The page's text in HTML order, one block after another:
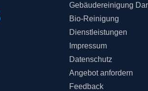
Gebäudereinigung
Bio-Reinigung
Dienstleistungen
Impressum
Datenschutz
Angebot anfordern
Feedback